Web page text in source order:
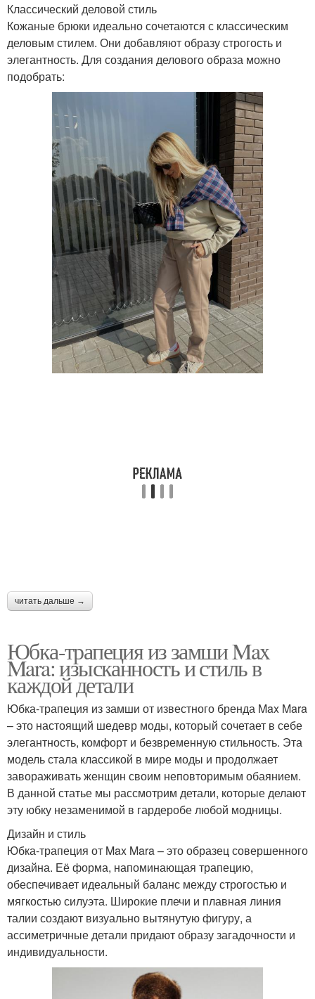
Классический деловой стиль
Кожаные брюки идеально сочетаются с классическим
деловым стилем. Они добавляют образу строгость и
элегантность. Для создания делового образа можно
подобрать:
читать дальше →
Юбка-трапеция из замши Max
Mara: изысканность и стиль в
каждой детали
Юбка-трапеция из замши от известного бренда Max Mara
– это настоящий шедевр моды, который сочетает в себе
элегантность, комфорт и безвременную стильность. Эта
модель стала классикой в мире моды и продолжает
завораживать женщин своим неповторимым обаянием.
В данной статье мы рассмотрим детали, которые делают
эту юбку незаменимой в гардеробе любой модницы.
Дизайн и стиль
Юбка-трапеция от Max Mara – это образец совершенного
дизайна. Её форма, напоминающая трапецию,
обеспечивает идеальный баланс между строгостью и
мягкостью силуэта. Широкие плечи и плавная линия
талии создают визуально вытянутую фигуру, а
ассиметричные детали придают образу загадочности и
индивидуальности.